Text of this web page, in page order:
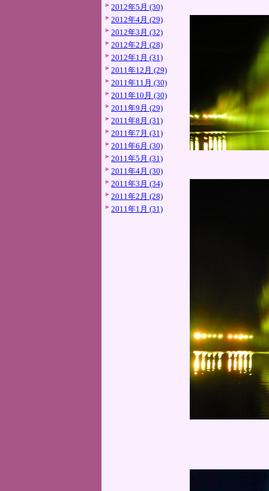
2012年5月 (30)
2012年4月 (29)
2012年3月 (32)
2012年2月 (28)
2012年1月 (31)
2011年12月 (29)
2011年11月 (30)
2011年10月 (30)
2011年9月 (29)
2011年8月 (31)
2011年7月 (31)
2011年6月 (30)
2011年5月 (31)
2011年4月 (30)
2011年3月 (34)
2011年2月 (28)
2011年1月 (31)